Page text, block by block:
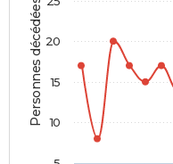
Personnes décédées 10
15
20